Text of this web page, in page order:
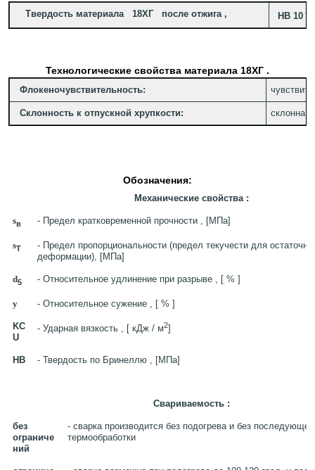
Твердость материала 18ХГ после отжига , HB 10 -1
Технологические свойства материала 18ХГ .
Флокеночувствительность:
Склонность к отпускной хрупкости: склонна.
Обозначения:
Механические свойства :
sв - Предел кратковременной прочности , [МПа]
sT
- Предел пропорциональности (предел текучести для
деформации), [МПа]
d5 - Относительное удлинение при разрыве , [ % ]
y - Относительное сужение , [ % ]
KC
U
- Ударная вязкость , [ кДж / м2]
HB - Твердость по Бринеллю , [МПа]
Свариваемость :
без
ограниче
ний
- сварка производится без подогрева и без последующей
термообработки